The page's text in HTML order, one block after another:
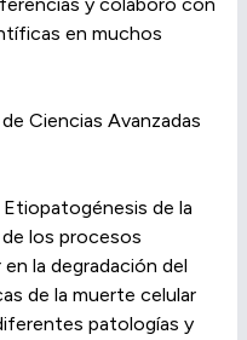
en muchos
Ciencias Avanzadas
de la
los procesos
la degradación del
de la muerte celular
patologías y